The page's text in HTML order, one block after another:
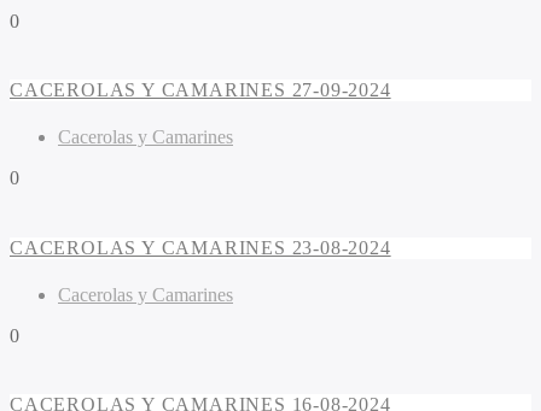
0
CACEROLAS Y CAMARINES 27-09-2024
Cacerolas y Camarines
0
CACEROLAS Y CAMARINES 23-08-2024
Cacerolas y Camarines
0
CACEROLAS Y CAMARINES 16-08-2024